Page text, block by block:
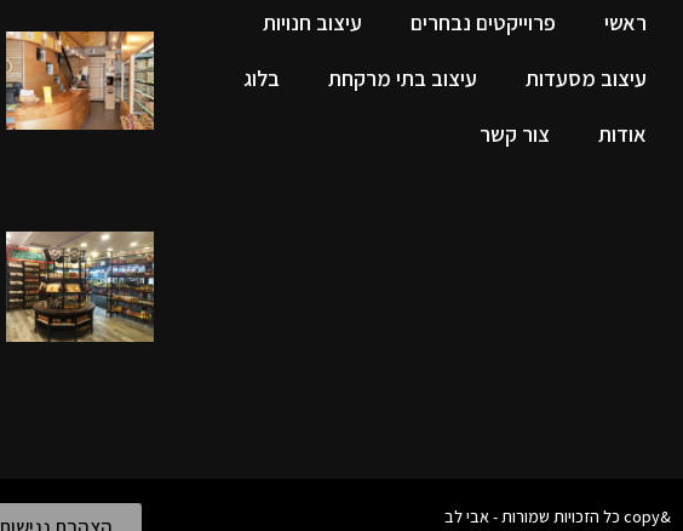
ראשי פרוייקטים נבחרים
עיצוב חנויות
עיצוב מסעדות
עיצוב בתי מרקחת
בלוג
אודות
צור קשר
&copy כל הזכויות שמורות - אבי לב